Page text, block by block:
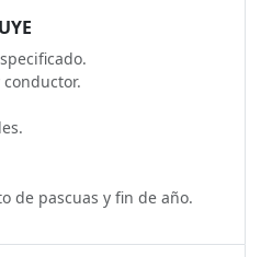
de pascuas y fin de año.